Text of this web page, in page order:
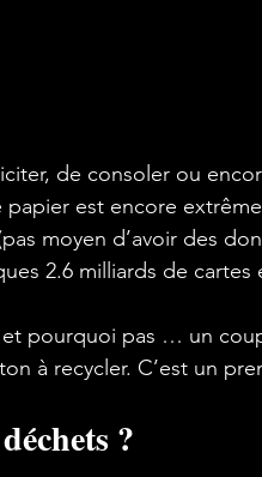
de consoler ou
papier est encore
moyen d’avoir des
2.6 milliards de cartes
pourquoi pas … un
à recycler. C’est un
?